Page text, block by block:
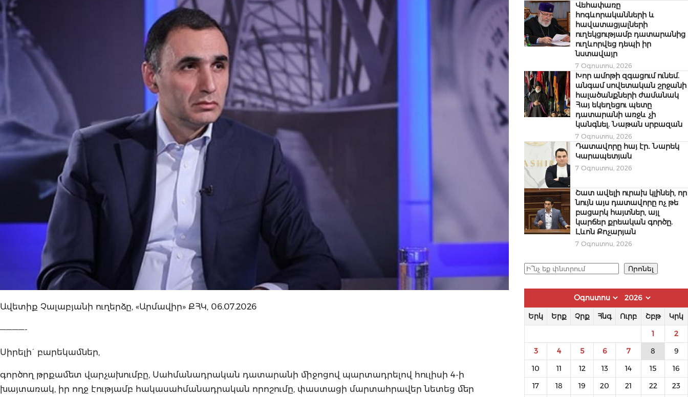
Ավետիք Չալաբյանի ուղերձը, «Արմավիր» ՔՀԿ, 06.07.2026
————-
Սիրելի´ բարեկամներ,
գործող թրքամետ վարչախումբը, Սահմանադրական դատարանի միջոցով պարտադրելով հուլիսի 4-ի
խայտառակ, իր ողջ էությամբ հակասահմանադրական որոշումը, փաստացի մարտահրավեր նետեց մեր
Վեհափառը
հոգևորականների և
հավատացյալների
ուղեկցությամբ դատարանից
ուղևորվեց դեպի իր
նստավայր
7 Օգոստոս, 2026
Խոր ամոթի զգացում ունեմ.
անգամ սովետական շրջանի
հալածանքների ժամանակ
Հայ եկեղեցու պետը
դատարանի առջև չի
կանգնել. Նաթան սրբազան
7 Օգոստոս, 2026
Դատավորը հայ էր․ Նարեկ
Կարապետյան
7 Օգոստոս, 2026
Շատ ավելի ուրախ կլինեի, որ
նույն այս դատավորը ոչ թե
բացարկ հայտներ, այլ
կարճեր քրեական գործը.
Լևոն Քոչարյան
7 Օգոստոս, 2026
Որոնել Որոնել
Երկ Երք Չրք Հնգ Ուրբ Շբթ Կրկ
1 2
3 4 5 6 7 8 9
10 11 12 13 14 15 16
17 18 19 20 21 22 23